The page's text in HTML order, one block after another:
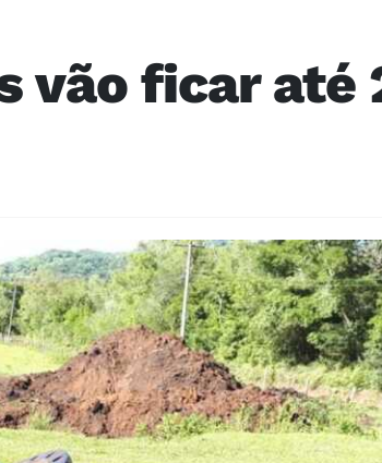
vão ficar até